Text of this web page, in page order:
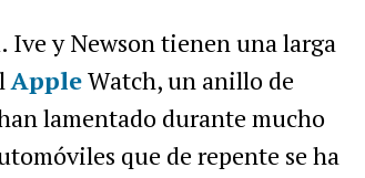
Ive y Newson tienen una larga
AppleWatch, un anillo de
lamentado durante mucho
que de repente se ha